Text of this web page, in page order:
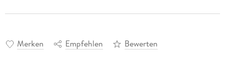
Merken Empfehlen Bewerten